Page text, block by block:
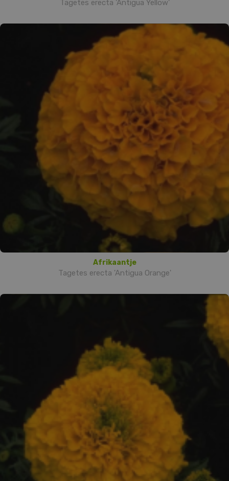
Tagetes erecta 'Antigua Yellow'
Afrikaantje
Tagetes erecta 'Antigua Orange'